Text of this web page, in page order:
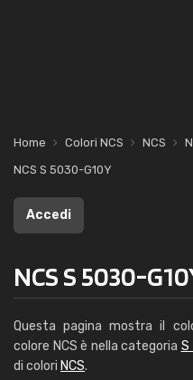
Home Colori NCS NCS
NCS S 5030-G10Y
Accedi
NCS S 5030-
Questa pagina mostra il
colore NCS è nella categoria S
di colori NCS.